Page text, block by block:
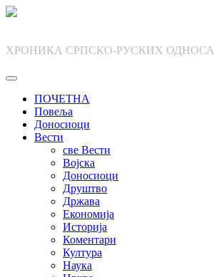
Skip
ХРОНИКА СРПСКО-РУСКИХ ОДНОСА
ПОЧЕТНА
Повеља
Доносиоци
Вести
све Вести
Војска
Доносиоци
Друштво
Држава
Економија
Историја
Коментари
Култура
Наука